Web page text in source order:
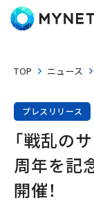
TOP ニュース
プレスリリース
「戦乱の
周年を記
開催！